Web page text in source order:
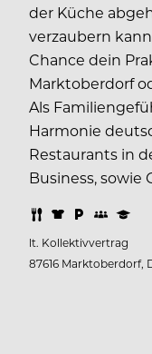
der Küche
verzaubern
Chance dein
Marktoberdorf
Als
Harmonie
Restaurants in
Business, sowie
lt. Kollektivvertrag
87616 Marktoberdorf,